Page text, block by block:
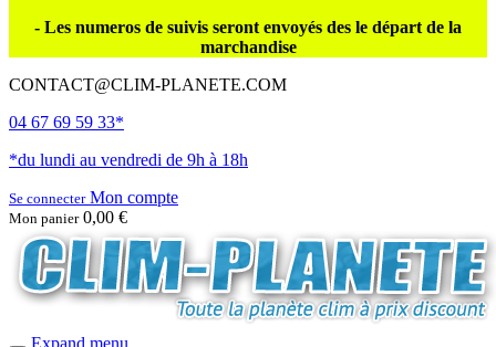
- Les numeros de suivis seront envoyés des le départ de la
marchandise
CONTACT@CLIM-PLANETE.COM
04 67 69 59 33*
*du lundi au vendredi de 9h à 18h
Se connecterMon compte
Mon panier 0,00 €
Expand menu